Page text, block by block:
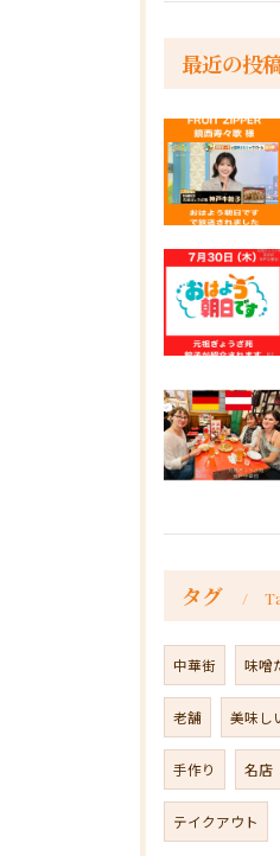
最近の投
タグ
中華街 味噌
老舗 美味し
手作り 名店
テイクアウト